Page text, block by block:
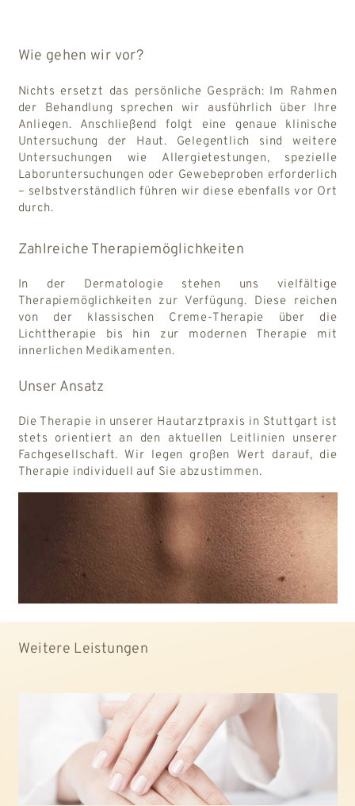
Wie gehen wir vor?
Nichts ersetzt das persönliche Gespräch: Im Rahmen
der Behandlung sprechen wir ausführlich über Ihre
Anliegen. Anschließend folgt eine genaue klinische
Untersuchung der Haut. Gelegentlich sind weitere
Untersuchungen wie Allergietestungen, spezielle
Laboruntersuchungen oder Gewebeproben erforderlich
– selbstverständlich führen wir diese ebenfalls vor Ort
durch.
Zahlreiche Therapiemöglichkeiten
In der Dermatologie stehen uns vielfältige
Therapiemöglichkeiten zur Verfügung. Diese reichen
von der klassischen Creme-Therapie über die
Lichttherapie bis hin zur modernen Therapie mit
innerlichen Medikamenten.
Unser Ansatz
Die Therapie in unserer Hautarztpraxis in Stuttgart ist
stets orientiert an den aktuellen Leitlinien unserer
Fachgesellschaft. Wir legen großen Wert darauf, die
Therapie individuell auf Sie abzustimmen.
Weitere Leistungen